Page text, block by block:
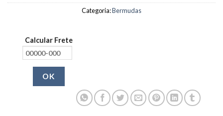
Categoria:Bermudas
Calcular Frete
OK